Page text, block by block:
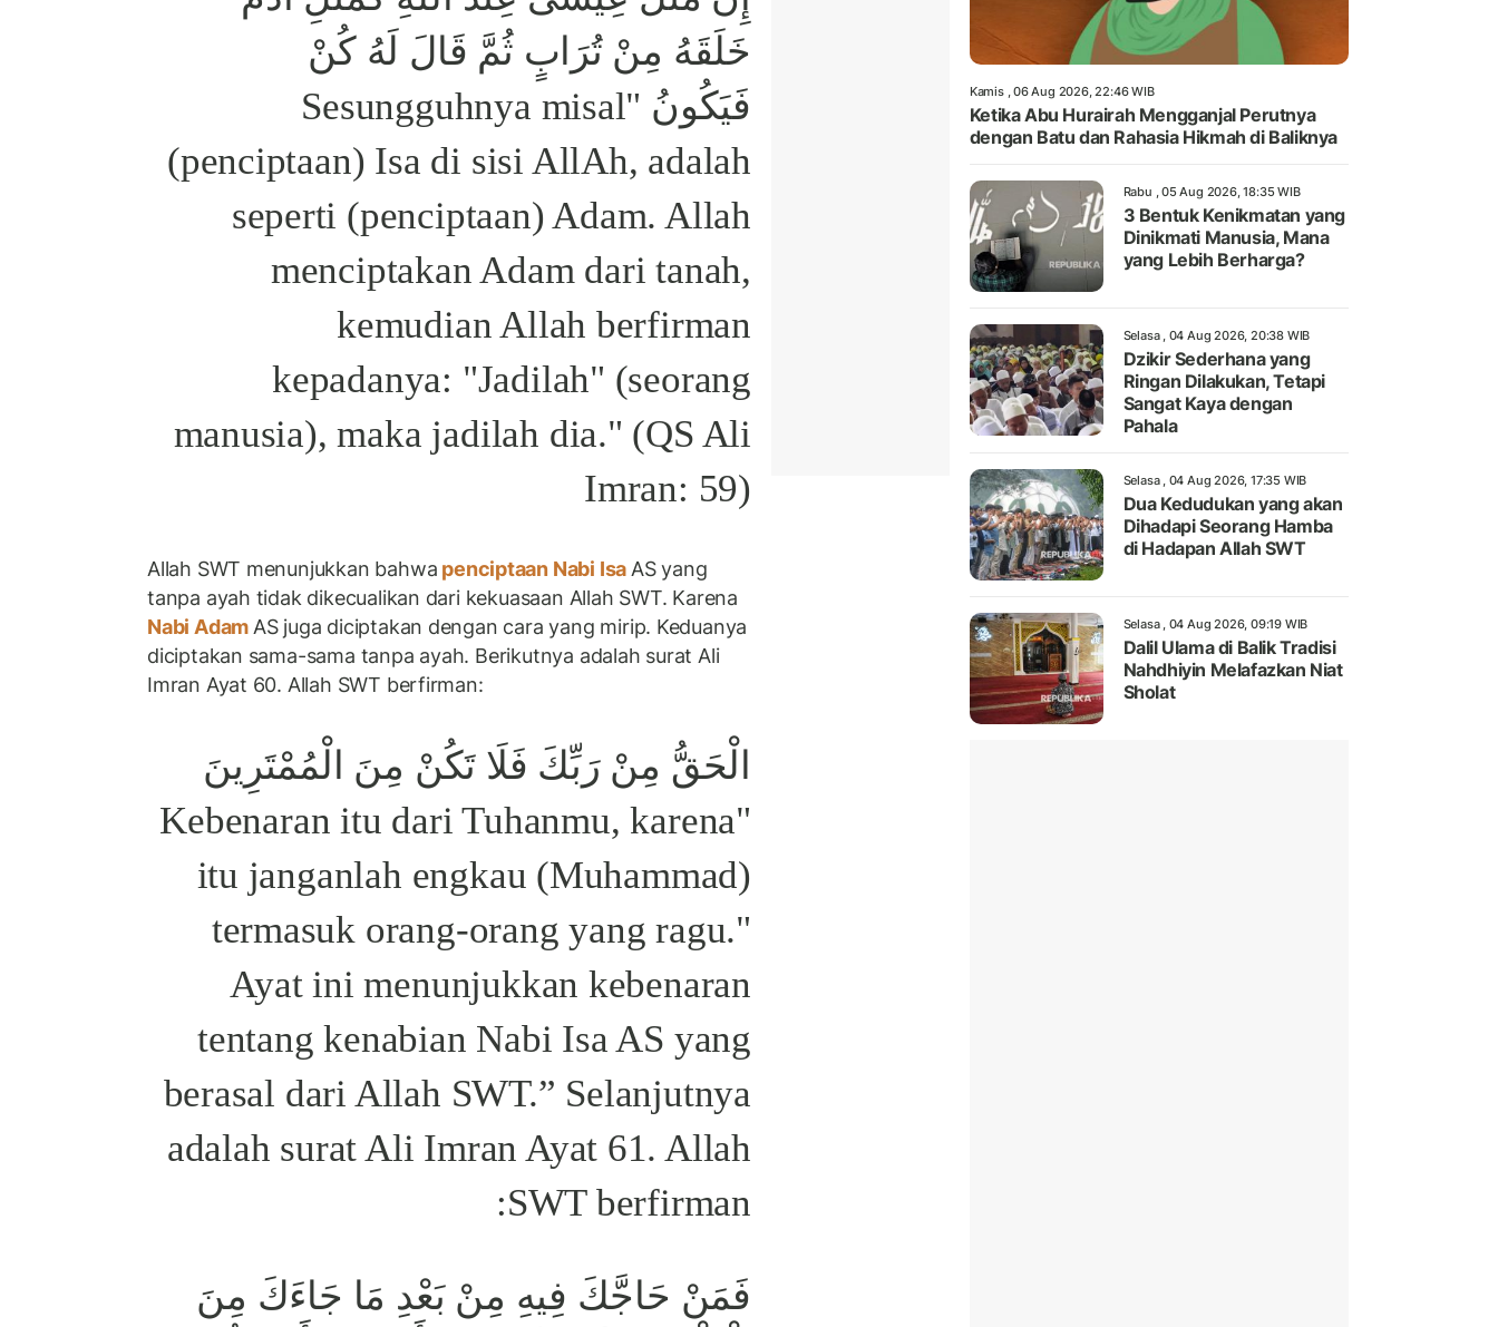
خَلَقَهُ مِنْ تُرَابٍ ثُمَّ قَالَ لَهُ كُنْ
فَيَكُونُ "Sesungguhnya misal
(penciptaan) Isa di sisi AllAh, adalah
seperti (penciptaan) Adam. Allah
menciptakan Adam dari tanah,
kemudian Allah berfirman
kepadanya: "Jadilah" (seorang
manusia), maka jadilah dia." (QS Ali
Imran: 59)
Allah SWT menunjukkan bahwa penciptaan Nabi Isa AS yang
tanpa ayah tidak dikecualikan dari kekuasaan Allah SWT. Karena
Nabi Adam AS juga diciptakan dengan cara yang mirip. Keduanya
diciptakan sama-sama tanpa ayah. Berikutnya adalah surat Ali
Imran Ayat 60. Allah SWT berfirman:
الْحَقُّ مِنْ رَبِّكَ فَلَا تَكُنْ مِنَ الْمُمْتَرِينَ
"Kebenaran itu dari Tuhanmu, karena
itu janganlah engkau (Muhammad)
termasuk orang-orang yang ragu."
Ayat ini menunjukkan kebenaran
tentang kenabian Nabi Isa AS yang
berasal dari Allah SWT.” Selanjutnya
adalah surat Ali Imran Ayat 61. Allah
SWT berfirman:
فَمَنْ حَاجَّكَ فِيهِ مِنْ بَعْدِ مَا جَاءَكَ مِنَ
Kamis , 06 Aug 2026, 22:46 WIB
Ketika Abu Hurairah Mengganjal Perutnya
dengan Batu dan Rahasia Hikmah di Baliknya
Rabu , 05 Aug 2026, 18:35 WIB
3 Bentuk Kenikmatan yang
Dinikmati Manusia, Mana
yang Lebih Berharga?
Selasa , 04 Aug 2026, 20:38 WIB
Dzikir Sederhana yang
Ringan Dilakukan, Tetapi
Sangat Kaya dengan
Pahala
Selasa , 04 Aug 2026, 17:35 WIB
Dua Kedudukan yang akan
Dihadapi Seorang Hamba
di Hadapan Allah SWT
Selasa , 04 Aug 2026, 09:19 WIB
Dalil Ulama di Balik Tradisi
Nahdhiyin Melafazkan Niat
Sholat